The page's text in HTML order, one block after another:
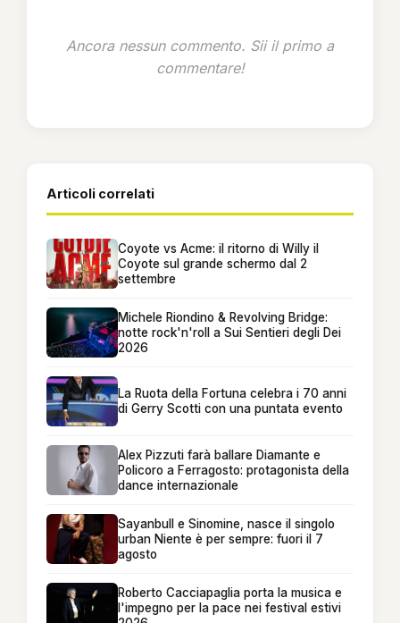
Ancora nessun commento. Sii il primo a
commentare!
Articoli correlati
Coyote vs Acme: il ritorno di Willy il
Coyote sul grande schermo dal 2
settembre
Michele Riondino & Revolving Bridge:
notte rock'n'roll a Sui Sentieri degli Dei
2026
La Ruota della Fortuna celebra i 70 anni
di Gerry Scotti con una puntata evento
Alex Pizzuti farà ballare Diamante e
Policoro a Ferragosto: protagonista della
dance internazionale
Sayanbull e Sinomine, nasce il singolo
urban Niente è per sempre: fuori il 7
agosto
Roberto Cacciapaglia porta la musica e
l'impegno per la pace nei festival estivi